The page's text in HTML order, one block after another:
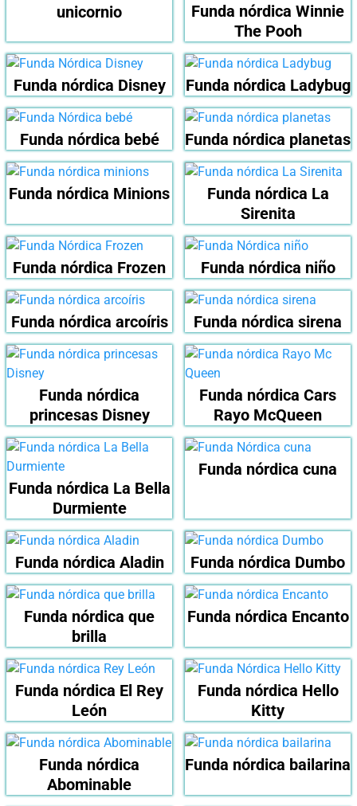
unicornio
Funda nórdica Winnie
The Pooh
Funda nórdica Disney Funda nórdica Ladybug
Funda nórdica bebé Funda nórdica planetas
Funda nórdica Minions
Funda nórdica La
Sirenita
Funda nórdica Frozen Funda nórdica niño
Funda nórdica arcoíris Funda nórdica sirena
Funda nórdica
princesas Disney
Funda nórdica Cars
Rayo McQueen
Funda nórdica La Bella
Durmiente
Funda nórdica cuna
Funda nórdica Aladin Funda nórdica Dumbo
Funda nórdica que
brilla
Funda nórdica Encanto
Funda nórdica El Rey
León
Funda nórdica Hello
Kitty
Funda nórdica
Abominable
Funda nórdica bailarina